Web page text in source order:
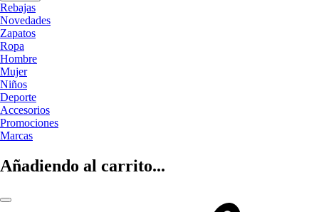
Rebajas
Novedades
Zapatos
Ropa
Hombre
Mujer
Niños
Deporte
Accesorios
Promociones
Marcas
Añadiendo al carrito...